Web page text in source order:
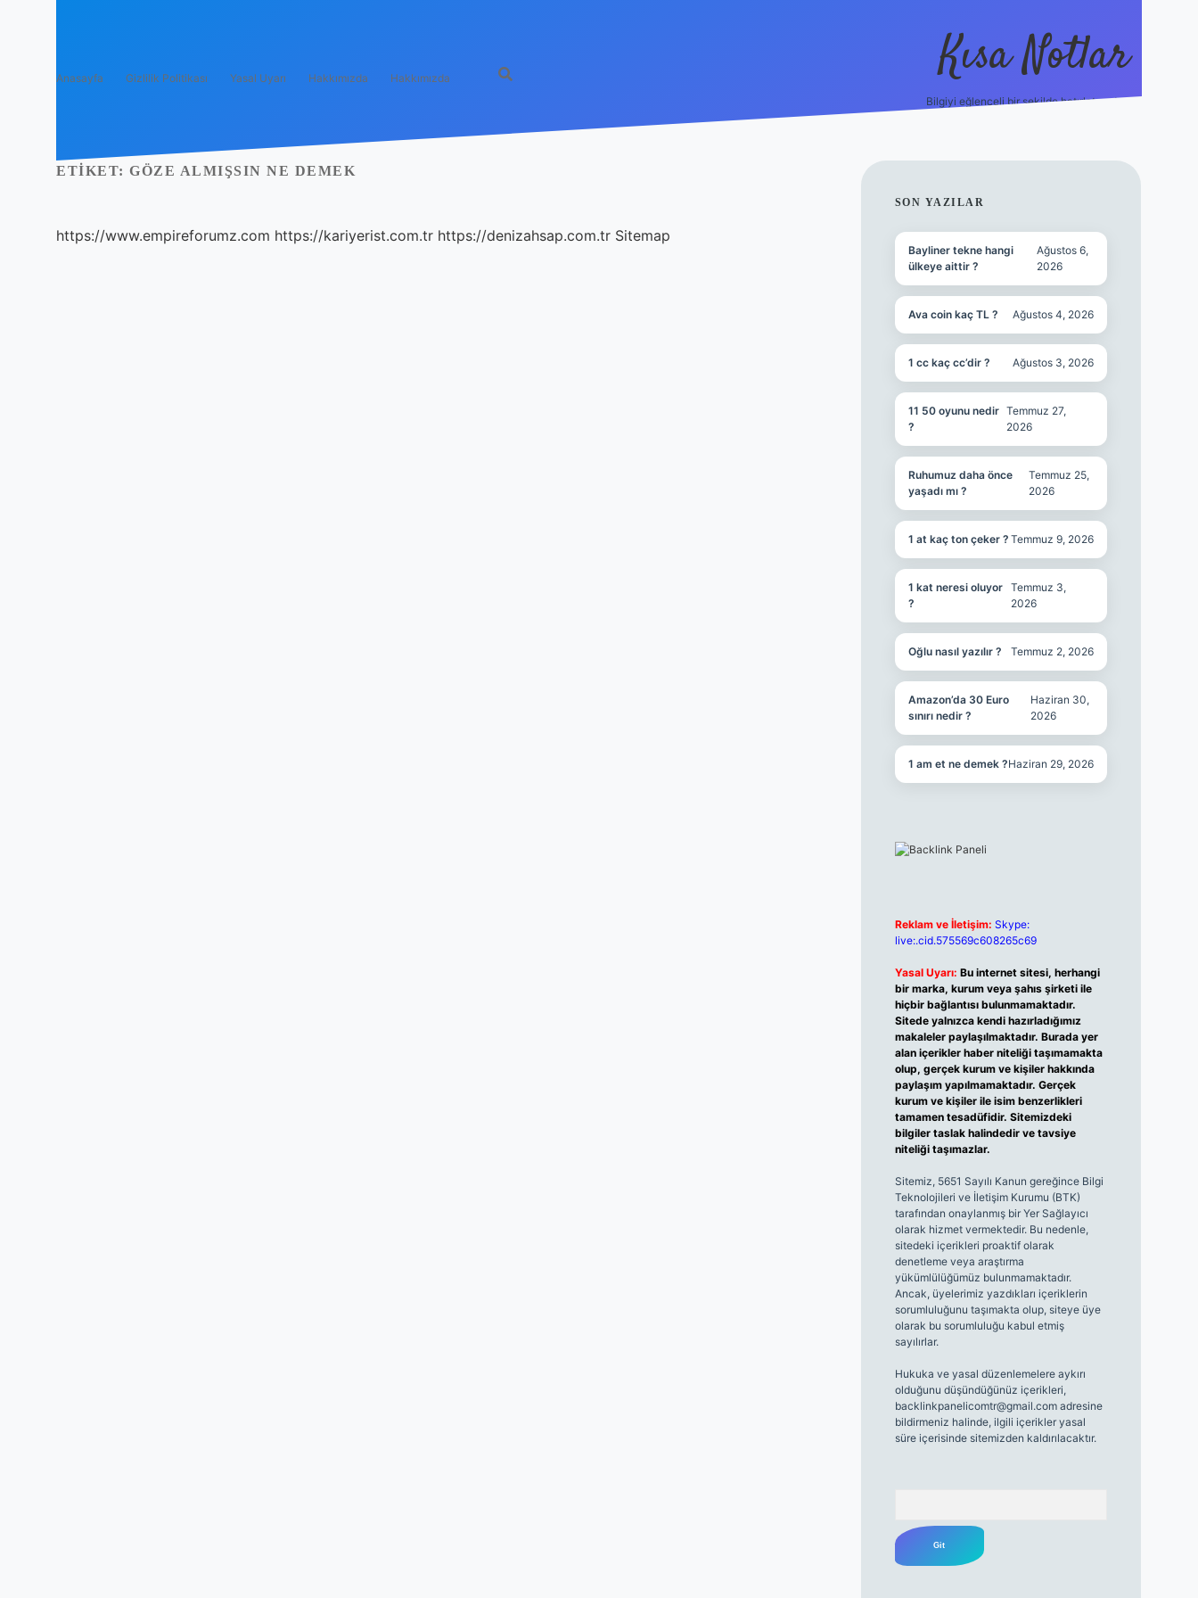
Anasayfa Gizlilik Politikası Yasal Uyarı Hakkımızda Hakkımızda Kısa Notlar
Bilgiyi eğlenceli bir şekilde hatırlatan durak.
ETIKET: GÖZE ALMIŞSIN NE DEMEK
https://www.empireforumz.com https://kariyerist.com.tr https://denizahsap.com.tr Sitemap
SIDEBAR
SON YAZILAR
Bayliner tekne hangi
ülkeye aittir ?
Ağustos 6,
2026
Ava coin kaç TL ? Ağustos 4, 2026
1 cc kaç cc’dir ? Ağustos 3, 2026
11 50 oyunu nedir
?
Temmuz 27,
2026
Ruhumuz daha önce
yaşadı mı ?
Temmuz 25,
2026
1 at kaç ton çeker ? Temmuz 9, 2026
1 kat neresi oluyor
?
Temmuz 3,
2026
Oğlu nasıl yazılır ? Temmuz 2, 2026
Amazon’da 30 Euro
sınırı nedir ?
Haziran 30,
2026
1 am et ne demek ?Haziran 29, 2026
Reklam ve İletişim: Skype:
live:.cid.575569c608265c69
Yasal Uyarı: Bu internet sitesi, herhangi
bir marka, kurum veya şahıs şirketi ile
hiçbir bağlantısı bulunmamaktadır.
Sitede yalnızca kendi hazırladığımız
makaleler paylaşılmaktadır. Burada yer
alan içerikler haber niteliği taşımamakta
olup, gerçek kurum ve kişiler hakkında
paylaşım yapılmamaktadır. Gerçek
kurum ve kişiler ile isim benzerlikleri
tamamen tesadüfidir. Sitemizdeki
bilgiler taslak halindedir ve tavsiye
niteliği taşımazlar.
Sitemiz, 5651 Sayılı Kanun gereğince Bilgi
Teknolojileri ve İletişim Kurumu (BTK)
tarafından onaylanmış bir Yer Sağlayıcı
olarak hizmet vermektedir. Bu nedenle,
sitedeki içerikleri proaktif olarak
denetleme veya araştırma
yükümlülüğümüz bulunmamaktadır.
Ancak, üyelerimiz yazdıkları içeriklerin
sorumluluğunu taşımakta olup, siteye üye
olarak bu sorumluluğu kabul etmiş
sayılırlar.
Hukuka ve yasal düzenlemelere aykırı
olduğunu düşündüğünüz içerikleri,
backlinkpanelicomtr@gmail.comadresine
bildirmeniz halinde, ilgili içerikler yasal
süre içerisinde sitemizden kaldırılacaktır.